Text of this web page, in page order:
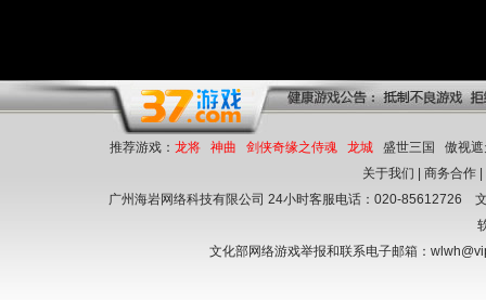
推荐游戏：龙将 神曲 剑侠奇缘之侍魂 龙城 盛世三国
傲视
关于我们
|商务合作
广州海岩网络科技有限公司 24小时客服电话：020-85612726
文化部网络游戏举报和联系电子邮箱：